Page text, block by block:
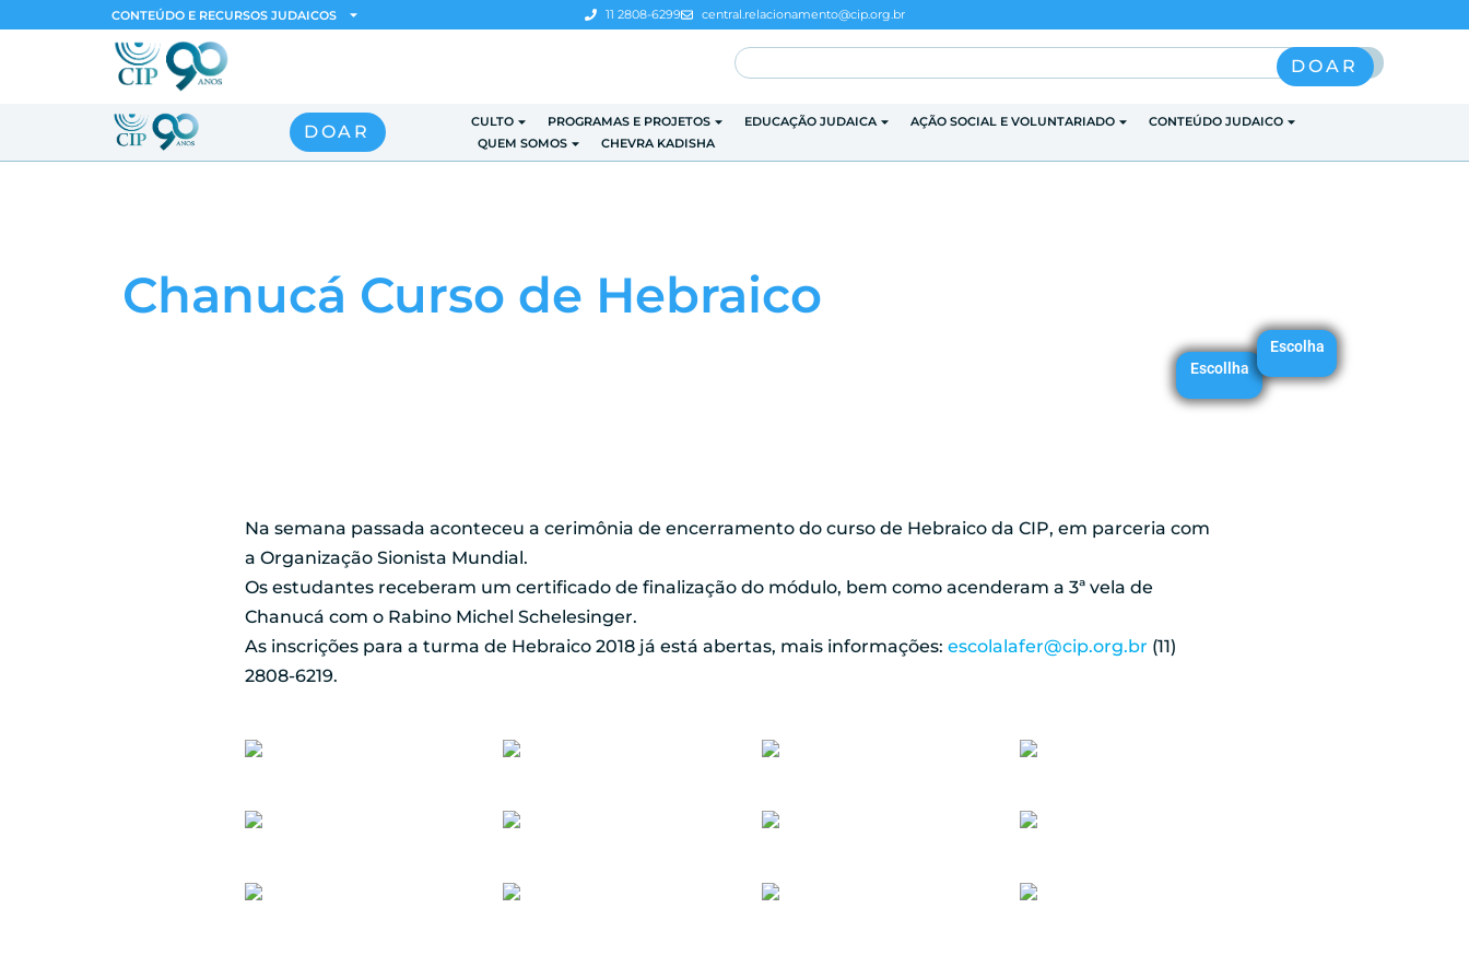
CONTEÚDO E RECURSOS JUDAICOS 11 2808-6299 central.relacionamento@cip.org.br
Pesquisar
DOAR
DOAR CULTO PROGRAMAS E PROJETOS EDUCAÇÃO JUDAICA AÇÃO SOCIAL E VOLUNTARIADO
CONTEÚDO JUDAICO
QUEM SOMOS
CHEVRA KADISHA
Chanucá Curso de Hebraico
Escollha
Escolha
Na semana passada aconteceu a cerimônia de encerramento do curso de Hebraico da CIP, em parceria com
a Organização Sionista Mundial.
Os estudantes receberam um certificado de finalização do módulo, bem como acenderam a 3ª vela de
Chanucá com o Rabino Michel Schelesinger.
As inscrições para a turma de Hebraico 2018 já está abertas, mais informações: escolalafer@cip.org.br (11)
2808-6219.